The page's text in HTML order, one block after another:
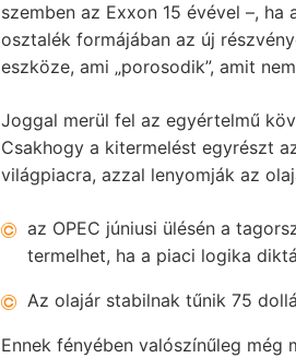
szemben az Exxon 15 évével –,
osztalék formájában az új
eszköze, ami „porosodik”, amit
Joggal merül fel az egyértelmű
Csakhogy a kitermelést egyrészt
világpiacra, azzal lenyomják az
az OPEC júniusi ülésén a
termelhet, ha a piaci logika
Az olajár stabilnak tűnik 75
Ennek fényében valószínűleg